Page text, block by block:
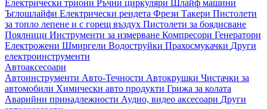
Електрически триони Ръчни циркуляри
Шлайф машини
Ъглошлайфи Електрически рендета Фрези Такери Пистолети
за топло лепене и с горещ въздух Пистолети за боядисване
Поялници Инструменти за измерване Компресори Генератори
Електрожени Шмиргели Водоструйки Прахосмукачки Други
електроинструменти
Автоаксесоари
Автоинструменти Авто-Течности Автокрушки Чистачки за
автомобили Химически авто продукти Грижа за колата
Аварийни принадлежности Аудио, видео аксесоари Други